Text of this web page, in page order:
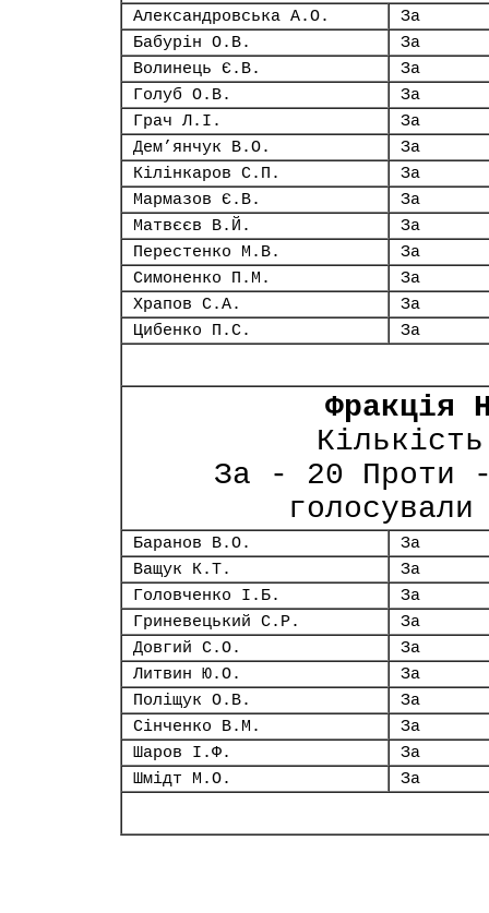
Александровська А.О.
За
Бабурін О.В.
За
Волинець Є.В.
За
Голуб О.В.
За
Грач Л.І.
За
Дем’янчук В.О.
За
Кілінкаров С.П.
За
Мармазов Є.В.
За
Матвєєв В.Й.
За
Перестенко М.В.
За
Симоненко П.М.
За
Храпов С.А.
За
Цибенко П.С.
За
Фракція
За - 20 Проти
Баранов В.О.
За
Ващук К.Т.
За
Головченко І.Б.
За
Гриневецький С.Р.
За
Довгий С.О.
За
Литвин Ю.О.
За
Поліщук О.В.
За
Сінченко В.М.
За
Шаров І.Ф.
За
Шмідт М.О.
За